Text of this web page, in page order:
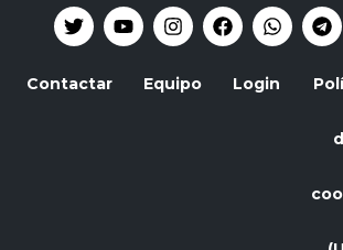
Contactar Equipo Login